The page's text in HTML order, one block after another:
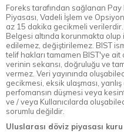
Foreks tarafından sağlanan Pay
Piyasası, Vadeli İşlem ve
az 15 dakika gecikmeli
Belgesi altında korunmakta olup
edilemez, değiştirilemez. BIST
telif hakları tamamen BIST'ye ait
verinin sekansı, doğruluğu ve
vermez. Veri yayınında
gecikmesi, eksik ulaşması,
perfomansın düşmesi veya
ve / veya Kullanıcılarda
sorumlu değildir.
Uluslarası döviz piyasası kuru